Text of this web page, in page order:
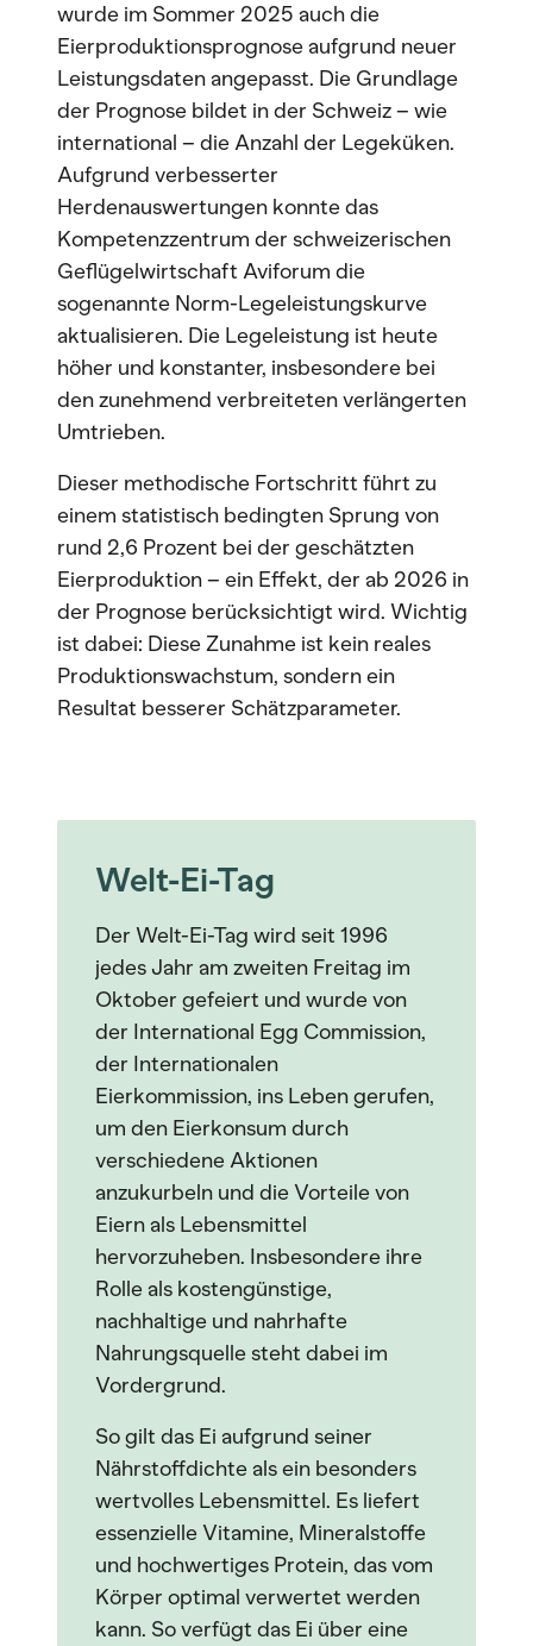
wurde im Sommer 2025 auch die
Eierproduktionsprognose aufgrund neuer
Leistungsdaten angepasst. Die Grundlage
der Prognose bildet in der Schweiz – wie
international – die Anzahl der Legeküken.
Aufgrund verbesserter
Herdenauswertungen konnte das
Kompetenzzentrum der schweizerischen
Geflügelwirtschaft Aviforum die
sogenannte Norm-Legeleistungskurve
aktualisieren. Die Legeleistung ist heute
höher und konstanter, insbesondere bei
den zunehmend verbreiteten verlängerten
Umtrieben.
Dieser methodische Fortschritt führt zu
einem statistisch bedingten Sprung von
rund 2,6 Prozent bei der geschätzten
Eierproduktion – ein Effekt, der ab 2026 in
der Prognose berücksichtigt wird. Wichtig
ist dabei: Diese Zunahme ist kein reales
Produktionswachstum, sondern ein
Resultat besserer Schätzparameter.
Welt-Ei-Tag
Der Welt-Ei-Tag wird seit 1996
jedes Jahr am zweiten Freitag im
Oktober gefeiert und wurde von
der International Egg Commission,
der Internationalen
Eierkommission, ins Leben gerufen,
um den Eierkonsum durch
verschiedene Aktionen
anzukurbeln und die Vorteile von
Eiern als Lebensmittel
hervorzuheben. Insbesondere ihre
Rolle als kostengünstige,
nachhaltige und nahrhafte
Nahrungsquelle steht dabei im
Vordergrund.
So gilt das Ei aufgrund seiner
Nährstoffdichte als ein besonders
wertvolles Lebensmittel. Es liefert
essenzielle Vitamine, Mineralstoffe
und hochwertiges Protein, das vom
Körper optimal verwertet werden
kann. So verfügt das Ei über eine